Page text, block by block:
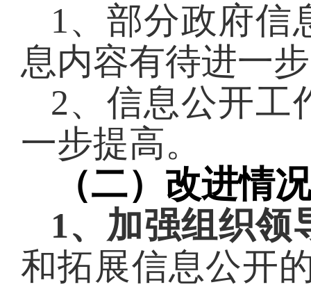
1、部分政府信
息内容有待进一
2、信息公开工
一步提高。
（二）改进情
1、加强组织领
和拓展信息公开